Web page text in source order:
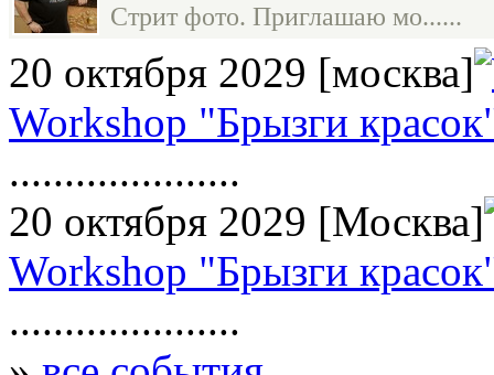
Стрит фото. Приглашаю мо......
20 октября 2029 [москва]
Workshop "Брызги
.....................
20 октября 2029 [Москва]
Workshop "Брызги
.....................